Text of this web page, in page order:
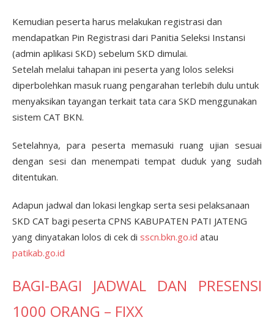
Kemudian peserta harus melakukan registrasi dan
mendapatkan Pin Registrasi dari Panitia Seleksi Instansi
(admin aplikasi SKD) sebelum SKD dimulai.
Setelah melalui tahapan ini peserta yang lolos seleksi
diperbolehkan masuk ruang pengarahan terlebih dulu untuk
menyaksikan tayangan terkait tata cara SKD menggunakan
sistem CAT BKN.
Setelahnya, para peserta memasuki ruang ujian sesuai
dengan sesi dan menempati tempat duduk yang sudah
ditentukan.
Adapun jadwal dan lokasi lengkap serta sesi pelaksanaan
SKD CAT bagi peserta CPNS KABUPATEN PATI JATENG
yang dinyatakan lolos di cek di sscn.bkn.go.id atau
patikab.go.id
BAGI-BAGI JADWAL DAN PRESENSI
1000 ORANG – FIXX